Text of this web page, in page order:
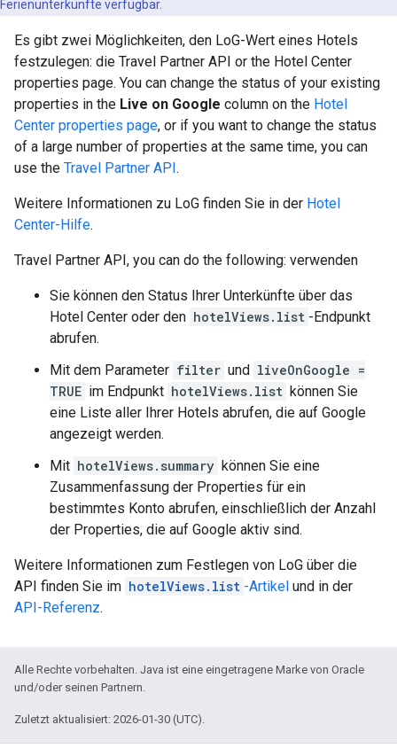
Ferienunterkünfte verfügbar.
Es gibt zwei Möglichkeiten, den LoG-Wert eines Hotels
festzulegen: die Travel Partner API or the Hotel Center
properties page. You can change the status of your existing
properties in the Live on Google column on the Hotel
Center properties page, or if you want to change the status
of a large number of properties at the same time, you can
use the Travel Partner API.
Weitere Informationen zu LoG finden Sie in der Hotel
Center-Hilfe.
Travel Partner API, you can do the following: verwenden
Sie können den Status Ihrer Unterkünfte über das
Hotel Center oder den hotelViews.list -Endpunkt
abrufen.
Mit dem Parameter filter und liveOnGoogle =
TRUE im Endpunkt hotelViews.list können Sie
eine Liste aller Ihrer Hotels abrufen, die auf Google
angezeigt werden.
Mit hotelViews.summary können Sie eine
Zusammenfassung der Properties für ein
bestimmtes Konto abrufen, einschließlich der Anzahl
der Properties, die auf Google aktiv sind.
Weitere Informationen zum Festlegen von LoG über die
API finden Sie im hotelViews.list -Artikel und in der
API-Referenz.
Alle Rechte vorbehalten. Java ist eine eingetragene Marke von Oracle
und/oder seinen Partnern.
Zuletzt aktualisiert: 2026-01-30 (UTC).